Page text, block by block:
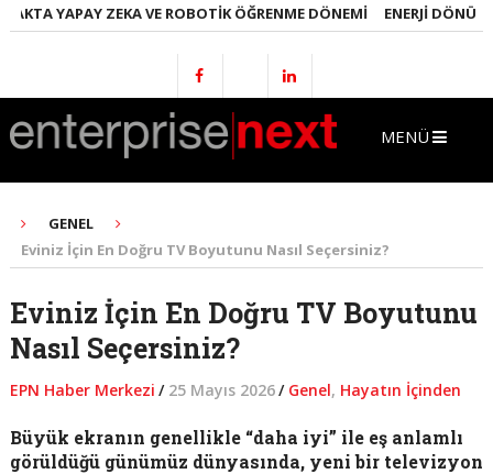
YAPAY ZEKA VE ROBOTIK ÖĞRENME DÖNEMI ENERJI
MENÜ
GENEL
Eviniz İçin En Doğru TV Boyutunu Nasıl Seçersiniz?
Eviniz İçin En Doğru TV Boyutunu
Nasıl Seçersiniz?
EPN Haber Merkezi / 25 Mayıs 2026/ Genel, Hayatın İçinden
Büyük ekranın genellikle “daha iyi” ile eş anlamlı
görüldüğü günümüz dünyasında, yeni bir televizyon